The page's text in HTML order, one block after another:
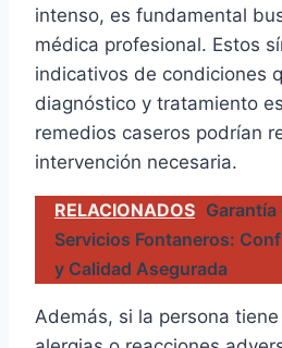
intenso, es fundamental
médica profesional. Estos
indicativos de condiciones
diagnóstico y tratamiento
remedios caseros podrían
intervención necesaria.
RELACIONADOS Garantía
Servicios Fontaneros:
y Calidad Asegurada
Además, si la persona